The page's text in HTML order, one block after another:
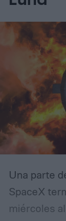
detectar
dirigen
Una parte
SpaceX
miércoles